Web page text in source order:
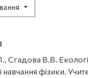
Сгадова В.В.
навчання фізики.